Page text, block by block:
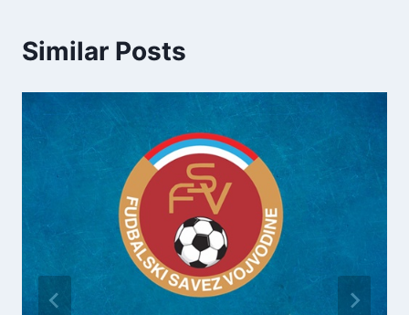
Similar Posts